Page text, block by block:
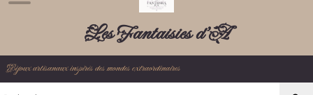
Les Fantaisies d'A
Bijoux artisanaux inspirés des mondes extraordinaires